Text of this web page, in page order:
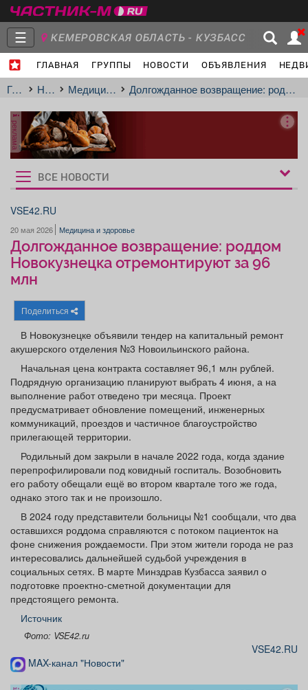
☰ КЕМЕРОВСКАЯ ОБЛАСТЬ - КУЗБАСС
ГЛАВНАЯ ГРУППЫ НОВОСТИ ОБЪЯВЛЕНИЯ
Главная
Группы
Объявления Недвижимость Услуги
Работа
Афиша
Товары Поздравления Погода
ТВ программа Я - пенсионер
ГлавнаяНовостиМедицина и здоровье Долгожданное возвращение: роддом Новокузнецка отремонтируют за 96 млн
реклама
Рукбрики
новостей
ВСЕ НОВОСТИ
VSE42.RU
20 мая 2026 Медицина и здоровье
Долгожданное возвращение: роддом
Новокузнецка отремонтируют за 96
млн
Поделиться
В Новокузнецке объявили тендер на капитальный ремонт
акушерского отделения №3 Новоильинского района.
Начальная цена контракта составляет 96,1 млн рублей.
Подрядную организацию планируют выбрать 4 июня, а на
выполнение работ отведено три месяца. Проект
предусматривает обновление помещений, инженерных
коммуникаций, проездов и частичное благоустройство
прилегающей территории.
Родильный дом закрыли в начале 2022 года, когда здание
перепрофилировали под ковидный госпиталь. Возобновить
его работу обещали ещё во втором квартале того же года,
однако этого так и не произошло.
В 2024 году представители больницы №1 сообщали, что два
оставшихся роддома справляются с потоком пациенток на
фоне снижения рождаемости. При этом жители города не раз
интересовались дальнейшей судьбой учреждения в
социальных сетях. В марте Минздрав Кузбасса заявил о
подготовке проектно-сметной документации для
предстоящего ремонта.
Источник
Фото: VSE42.ru
VSE42.RU
MAX-канал "Новости"